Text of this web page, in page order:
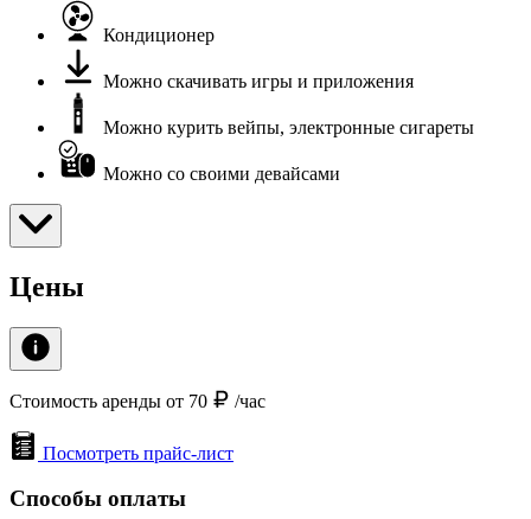
Кондиционер
Можно скачивать игры и приложения
Можно курить вейпы, электронные сигареты
Можно со своими девайсами
Цены
Стоимость аренды от 70 /час
Посмотреть прайс-лист
Способы оплаты